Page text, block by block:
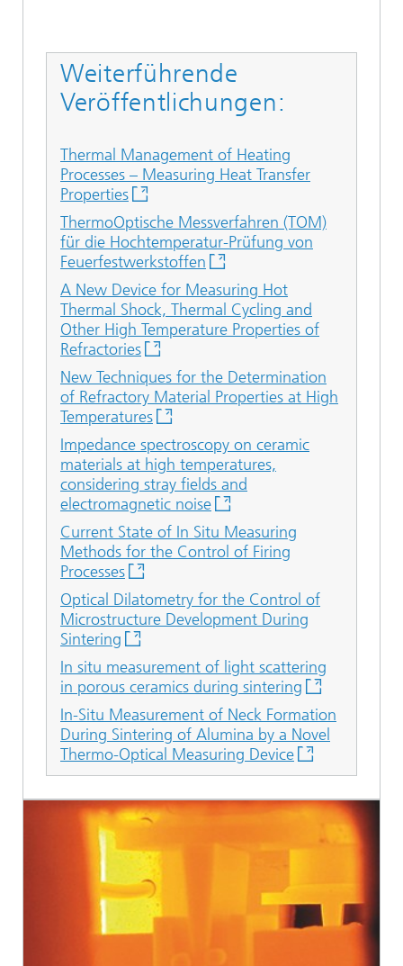
Weiterführende
Veröffentlichungen:
Thermal Management of Heating
Processes – Measuring Heat Transfer
Properties
ThermoOptische Messverfahren (TOM)
für die Hochtemperatur-Prüfung von
Feuerfestwerkstoffen
A New Device for Measuring Hot
Thermal Shock, Thermal Cycling and
Other High Temperature Properties of
Refractories
New Techniques for the Determination
of Refractory Material Properties at High
Temperatures
Impedance spectroscopy on ceramic
materials at high temperatures,
considering stray fields and
electromagnetic noise
Current State of In Situ Measuring
Methods for the Control of Firing
Processes
Optical Dilatometry for the Control of
Microstructure Development During
Sintering
In situ measurement of light scattering
in porous ceramics during sintering
In-Situ Measurement of Neck Formation
During Sintering of Alumina by a Novel
Thermo-Optical Measuring Device